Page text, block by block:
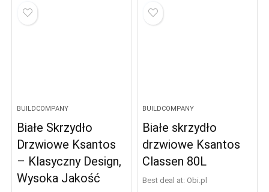
BUILDCOMPANY
Białe Skrzydło
Drzwiowe Ksantos
– Klasyczny Design,
Wysoka Jakość
BUILDCOMPANY
Białe skrzydło
drzwiowe Ksantos
Classen 80L
Best deal at: obi.pl